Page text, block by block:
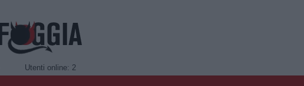
Utenti online: 2